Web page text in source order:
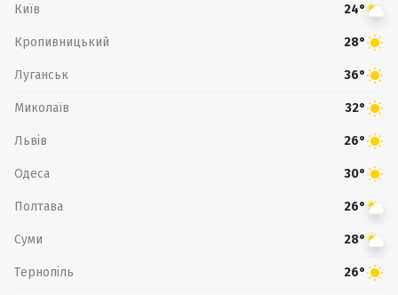
Київ 24°
Кропивницький 28°
Луганськ 36°
Миколаїв 32°
Львів 26°
Одеса 30°
Полтава 26°
Суми 28°
Тернопіль 26°